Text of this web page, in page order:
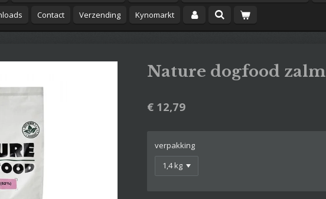
Contact Verzending Kynomarkt
Nature dogfood zalm
€ 12,79
verpakking